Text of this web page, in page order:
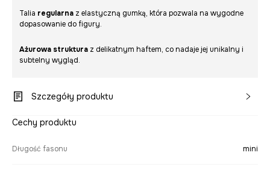
Talia regularna z elastyczną gumką, która pozwala na wygodne
dopasowanie do figury.
Ażurowa struktura z delikatnym haftem, co nadaje jej unikalny i
subtelny wygląd.
Szczegóły produktu
Cechy produktu
Długość fasonu mini